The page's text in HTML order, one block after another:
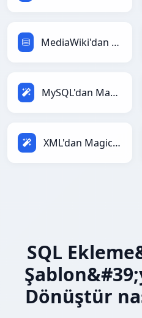
MediaWiki'dan SQL'ye
MySQL'dan Magic'ye
XML'dan Magic'ye
SQL
Dönüştür